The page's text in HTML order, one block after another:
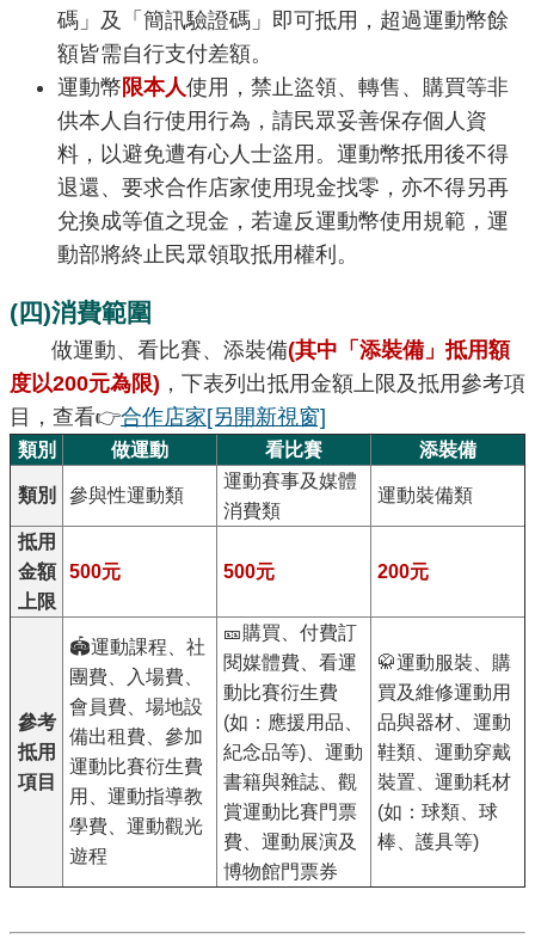
碼」及「簡訊驗證碼」即可抵用，超過運動幣餘
額皆需自行支付差額。
運動幣 限本人使用，禁止盜領、轉售、購買等非
供本人自行使用行為，請民眾妥善保存個人資
料，以避免遭有心人士盜用。運動幣抵用後不得
退還、要求合作店家使用現金找零，亦不得另再
兌換成等值之現金，若違反運動幣使用規範，運
動部將終止民眾領取抵用權利。
(四)消費範圍
做運動、看比賽、添裝備(其中「添裝備」抵用額
度以200元為限) ，下表列出抵用金額上限及抵用參考項
目，查看👉合作店家[另開新視窗]
類別 做運動 看比賽 添裝備
類別 參與性運動類
運動賽事及媒體
消費類
運動裝備類
抵用
金額
上限
500元 500元 200元
參考
抵用
項目
🏟️運動課程、社
團費、入場費、
會員費、場地設
備出租費、參加
運動比賽衍生費
用、運動指導教
學費、運動觀光
遊程
🎫購買、付費訂
閱媒體費、看運
動比賽衍生費
(如：應援用品、
紀念品等)、運動
書籍與雜誌、觀
賞運動比賽門票
費、運動展演及
博物館門票券
🥋運動服裝、購
買及維修運動用
品與器材、運動
鞋類、運動穿戴
裝置、運動耗材
(如：球類、球
棒、護具等)